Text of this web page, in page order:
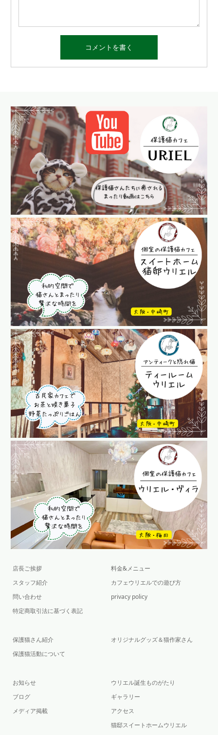
店長ご挨拶
スタッフ紹介
問い合わせ
特定商取引法に基づく表記
料金&メニュー
カフェウリエルでの遊び方
privacy policy
保護猫さん紹介
保護猫活動について
オリジナルグッズ＆猫作家さん
お知らせ
ブログ
メディア掲載
ウリエル誕生ものがたり
ギャラリー
アクセス
猫邸スイートホームウリエル